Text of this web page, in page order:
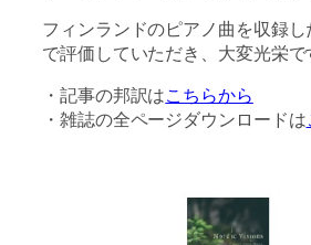
フィンランドのピアノ曲を収録
で評価していただき、大変光栄で
・記事の邦訳はこちらから
・雑誌の全ページダウンロードは